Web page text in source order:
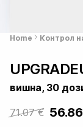
Home Контрол
вишна, 30
71.07€
Original
56.86
Current